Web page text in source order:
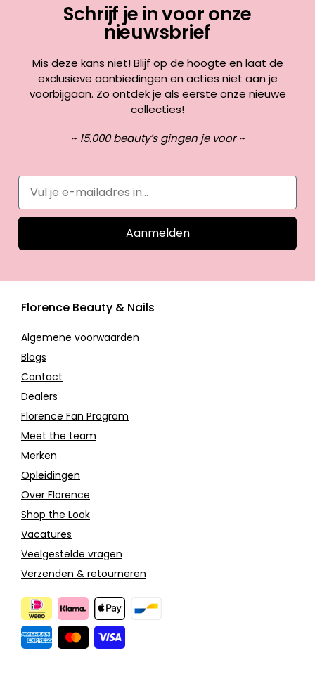
Schrijf je in voor onze
nieuwsbrief
Mis deze kans niet! Blijf op de hoogte en laat de
exclusieve aanbiedingen en acties niet aan je
voorbijgaan. Zo ontdek je als eerste onze nieuwe
collecties!
~ 15.000 beauty’s gingen je voor ~
Aanmelden
Florence Beauty & Nails
Algemene voorwaarden
Blogs
Contact
Dealers
Florence Fan Program
Meet the team
Merken
Opleidingen
Over Florence
Shop the Look
Vacatures
Veelgestelde vragen
Verzenden & retourneren